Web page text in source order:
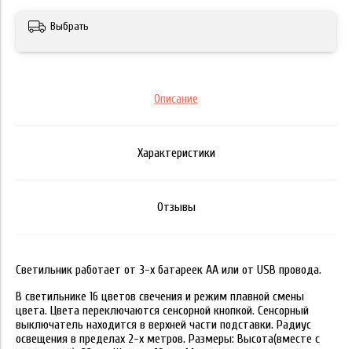
Выбрать
Описание
Характеристики
Отзывы
Светильник работает от 3-х батареек АА или от USB провода.
В светильнике 16 цветов свечения и режим плавной смены
цвета. Цвета переключаются сенсорной кнопкой. Сенсорный
выключатель находится в верхней части подставки. Радиус
освещения в пределах 2-х метров. Размеры: Высота(вместе с